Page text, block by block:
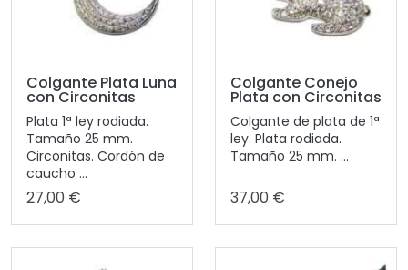
Colgante Plata Luna
con Circonitas
Plata 1ª ley rodiada.
Tamaño 25 mm.
Circonitas. Cordón de
caucho ...
27,00 €
Colgante Conejo
Plata con Circonitas
Colgante de plata de 1ª
ley. Plata rodiada.
Tamaño 25 mm. ...
37,00 €